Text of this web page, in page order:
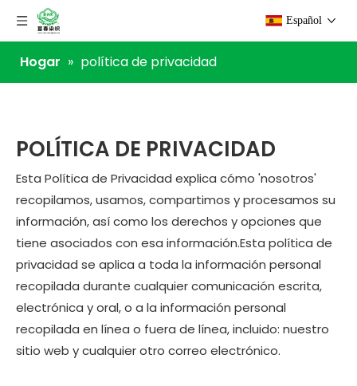
Español
Hogar » política de privacidad
POLÍTICA DE PRIVACIDAD
Esta Política de Privacidad explica cómo 'nosotros'
recopilamos, usamos, compartimos y procesamos su
información, así como los derechos y opciones que
tiene asociados con esa información.Esta política de
privacidad se aplica a toda la información personal
recopilada durante cualquier comunicación escrita,
electrónica y oral, o a la información personal
recopilada en línea o fuera de línea, incluido: nuestro
sitio web y cualquier otro correo electrónico.